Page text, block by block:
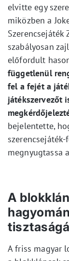
elvitte egy
miközben a
szabályosan
előfordult
függetlenül
fel a fejét a
játékszervezőt
bejelentette,
megnyugtassa
A
A friss magyar